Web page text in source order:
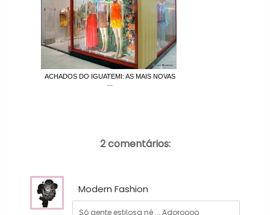
ACHADOS DO IGUATEMI: AS MAIS NOVAS
2 comentários:
Modern Fashion
Só gente estilosa né ... Adoroooo